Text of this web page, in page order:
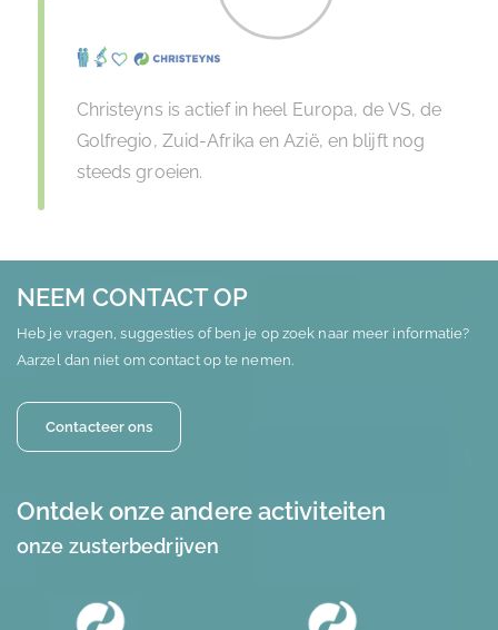
Christeyns is actief in heel Europa, de VS, de
Golfregio, Zuid-Afrika en Azië, en blijft nog
steeds groeien.
NEEM CONTACT OP
Heb je vragen, suggesties of ben je op zoek naar meer informatie?
Aarzel dan niet om contact op te nemen.
Contacteer ons
Ontdek onze andere activiteiten
onze zusterbedrijven